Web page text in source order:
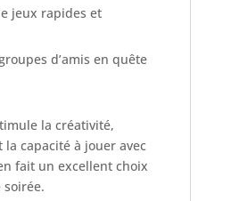
jeux rapides et
d’amis en quête
la créativité,
la capacité à jouer avec
fait un excellent choix